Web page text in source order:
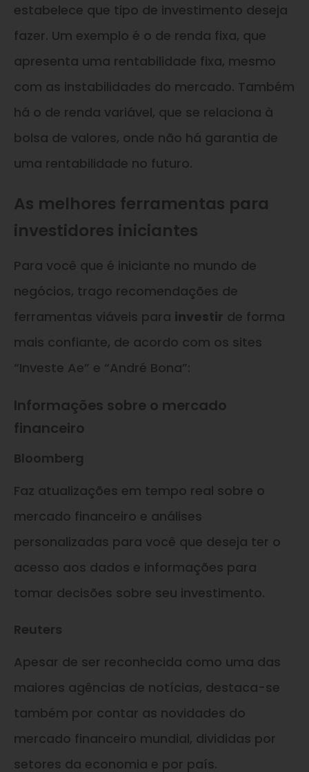
estabelece que tipo de investimento deseja
fazer. Um exemplo é o de renda fixa, que
apresenta uma rentabilidade fixa, mesmo
com as instabilidades do mercado. Também
há o de renda variável, que se relaciona à
bolsa de valores, onde não há garantia de
uma rentabilidade no futuro.
As melhores ferramentas para
investidores iniciantes
Para você que é iniciante no mundo de
negócios, trago recomendações de
ferramentas viáveis para investir de forma
mais confiante, de acordo com os sites
“Investe Ae” e “André Bona”:
Informações sobre o mercado
financeiro
Bloomberg
Faz atualizações em tempo real sobre o
mercado financeiro e análises
personalizadas para você que deseja ter o
acesso aos dados e informações para
tomar decisões sobre seu investimento.
Reuters
Apesar de ser reconhecida como uma das
maiores agências de notícias, destaca-se
também por contar as novidades do
mercado financeiro mundial, divididas por
setores da economia e por país.